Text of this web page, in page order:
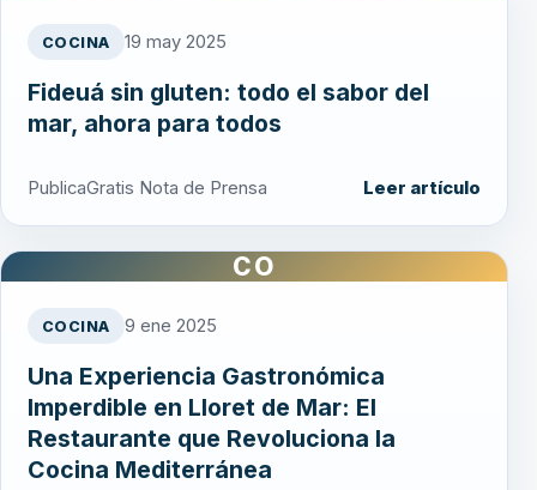
COCINA 19 may 2025
Fideuá sin gluten: todo el sabor del
mar, ahora para todos
PublicaGratis Nota de Prensa Leer artículo
CO
COCINA 9 ene 2025
Una Experiencia Gastronómica
Imperdible en Lloret de Mar: El
Restaurante que Revoluciona la
Cocina Mediterránea